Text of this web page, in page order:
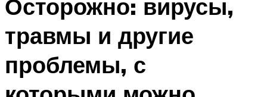
МЕНЮ
Осторожно: вирусы,
травмы и другие
проблемы, с